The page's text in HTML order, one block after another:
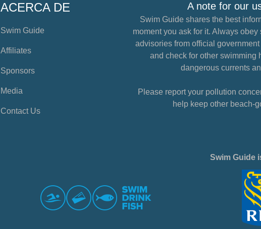
ACERCA DE
Swim Guide
Affiliates
Sponsors
Media
Contact Us
A note for our
Swim Guide shares the best
moment you ask for it. Always
advisories from official
and check for other swimming
dangerous currents
Please report your pollution
help keep other beach-
Swim Guide